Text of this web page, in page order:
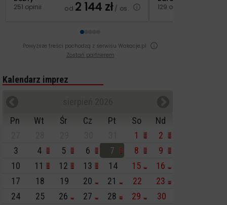
251 opinii
od 2 144 zł/ os.
129 opinii
Powyższe treści pochodzą z serwisu Wakacje.pl
Zostań partnerem
Kalendarz imprez
Pn
Wt Śr Cz Pt So
Nd
1
2
3
4 5 6 7 8
9
10
11 12 13 14 15
16
17
18 19 20 21 22
23
24
25 26 27 28 29
30